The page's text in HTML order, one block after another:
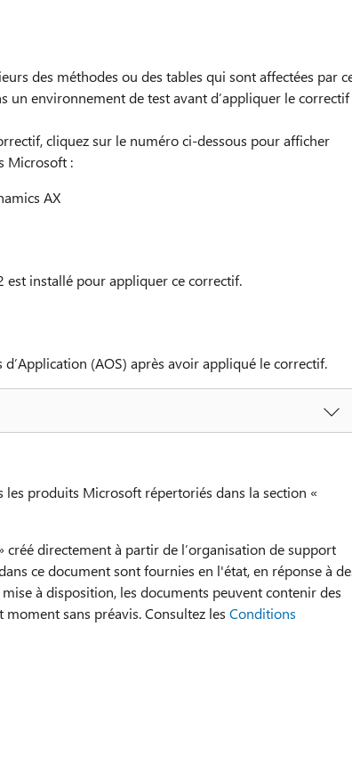
des méthodes ou des tables qui sont affectées par
un environnement de test avant d’appliquer le correctif
cliquez sur le numéro ci-dessous pour afficher
Microsoft :
AX
est installé pour appliquer ce correctif.
(AOS) après avoir appliqué le correctif.
produits Microsoft répertoriés dans la section «
créé directement à partir de l’organisation de support
ce document sont fournies en l'état, en réponse à
à disposition, les documents peuvent contenir des
sans préavis. Consultez les Conditions